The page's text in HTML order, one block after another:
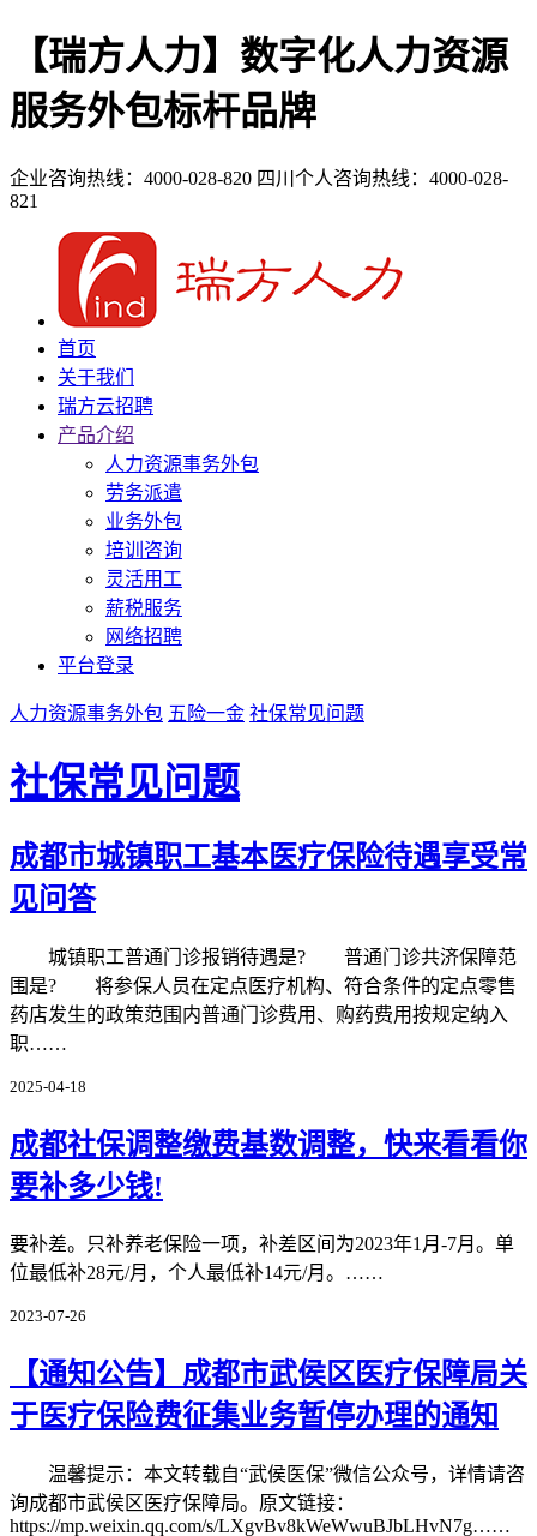
【瑞方人力】数字化人力资源
服务外包标杆品牌
企业咨询热线：4000-028-820 四川个人咨询热线：4000-028-
821
首页
关于我们
瑞方云招聘
产品介绍
人力资源事务外包
劳务派遣
业务外包
培训咨询
灵活用工
薪税服务
网络招聘
平台登录
人力资源事务外包 五险一金 社保常见问题
社保常见问题
成都市城镇职工基本医疗保险待遇享受常
见问答
城镇职工普通门诊报销待遇是? 普通门诊共济保障范
围是? 将参保人员在定点医疗机构、符合条件的定点零售
药店发生的政策范围内普通门诊费用、购药费用按规定纳入
职……
2025-04-18
成都社保调整缴费基数调整，快来看看你
要补多少钱!
要补差。只补养老保险一项，补差区间为2023年1月-7月。单
位最低补28元/月，个人最低补14元/月。……
2023-07-26
【通知公告】成都市武侯区医疗保障局关
于医疗保险费征集业务暂停办理的通知
温馨提示：本文转载自“武侯医保”微信公众号，详情请咨
询成都市武侯区医疗保障局。原文链接：
https://mp.weixin.qq.com/s/LXgvBv8kWeWwuBJbLHvN7g……